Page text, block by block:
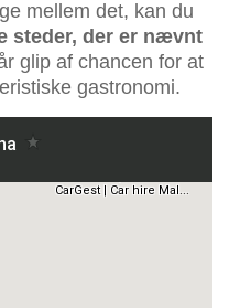
mellem det, kan du
steder, der er nævnt
glip af chancen for at
gastronomi.